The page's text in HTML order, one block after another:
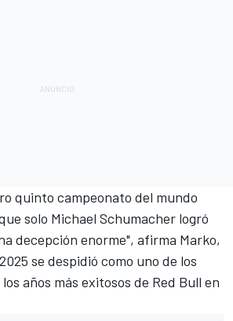
quinto campeonato del mundo
solo Michael Schumacher logró
decepción enorme", afirma Marko,
se despidió como uno de los
años más exitosos de Red Bull en